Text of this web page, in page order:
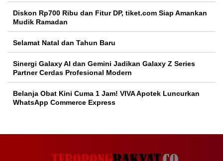
Diskon Rp700 Ribu dan Fitur DP, tiket.com Siap Amankan
Mudik Ramadan
Selamat Natal dan Tahun Baru
Sinergi Galaxy AI dan Gemini Jadikan Galaxy Z Series
Partner Cerdas Profesional Modern
Belanja Obat Kini Cuma 1 Jam! VIVA Apotek Luncurkan
WhatsApp Commerce Express